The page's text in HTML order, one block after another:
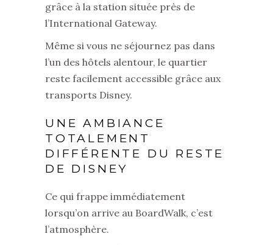
grâce à la station située près de
l’International Gateway.
Même si vous ne séjournez pas dans
l’un des hôtels alentour, le quartier
reste facilement accessible grâce aux
transports Disney.
UNE AMBIANCE
TOTALEMENT
DIFFÉRENTE DU RESTE
DE DISNEY
Ce qui frappe immédiatement
lorsqu’on arrive au BoardWalk, c’est
l’atmosphère.